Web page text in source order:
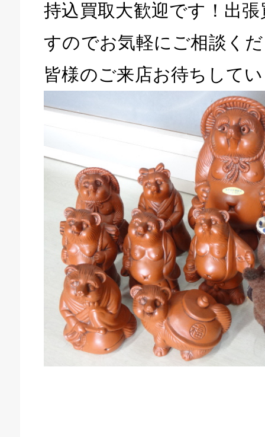
持込買取大歓迎です！出
すのでお気軽にご相談く
皆様のご来店お待ちして
生活館 豊橋東脇本店